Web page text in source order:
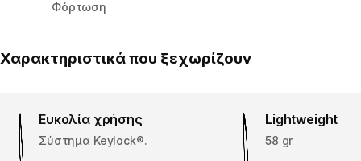
Φόρτωση
Χαρακτηριστικά που ξεχωρίζουν
Ευκολία χρήσης
Σύστημα Keylock®.
Lightweight
58 gr